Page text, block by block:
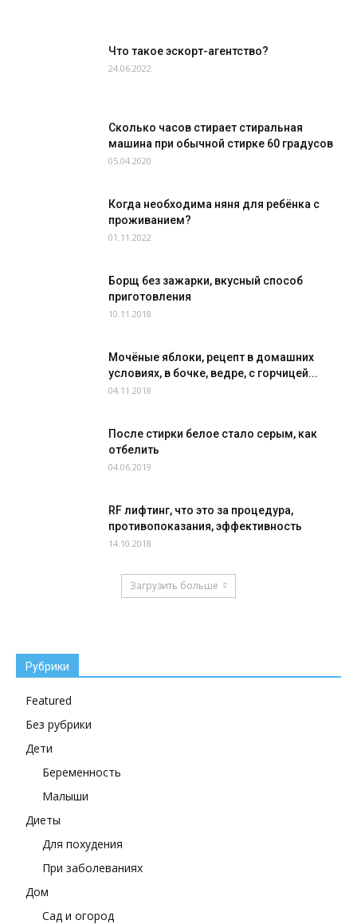
Что такое эскорт-агентство?
24.06.2022
Сколько часов стирает стиральная
машина при обычной стирке 60 градусов
05.04.2020
Когда необходима няня для ребёнка с
проживанием?
01.11.2022
Борщ без зажарки, вкусный способ
приготовления
10.11.2018
Мочёные яблоки, рецепт в домашних
условиях, в бочке, ведре, с горчицей...
04.11.2018
После стирки белое стало серым, как
отбелить
04.06.2019
RF лифтинг, что это за процедура,
противопоказания, эффективность
14.10.2018
Загрузить больше
Рубрики
Featured
Без рубрики
Дети
Беременность
Малыши
Диеты
Для похудения
При заболеваниях
Дом
Сад и огород